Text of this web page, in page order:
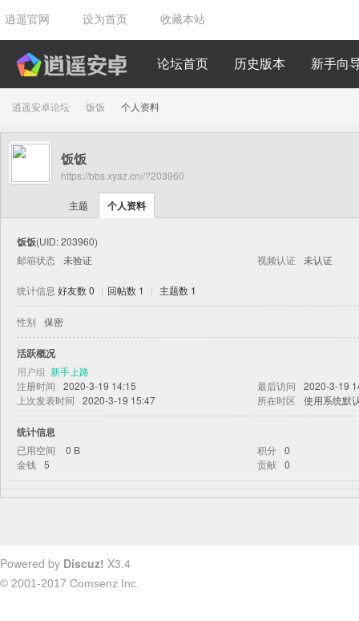
逍遥官网 设为首页 收藏本站
论坛首页 历史版本 新手向
逍遥安卓论坛
›
饭饭
›
个人资料
饭饭
https://bbs.xyaz.cn//?203960
主题 个人资料
饭饭(UID: 203960)
邮箱状态
未验证 视频认证 未认证
统计信息 好友数 0 | 回帖数 1 | 主题数 1
性别 保密
活跃概况
用户组 新手上路
注册时间
2020-3-19 14:15 最后访问
2020-3-19
上次发表时间
2020-3-19 15:47 所在时区 使用系统默
统计信息
已用空间 0 B 积分
0
金钱
5 贡献 0
Powered by Discuz! X3.4
© 2001-2017 Comsenz Inc.